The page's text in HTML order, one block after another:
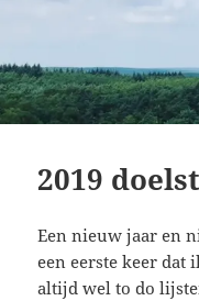
2019
Een nieuw jaar en
een eerste keer dat
altijd wel to do